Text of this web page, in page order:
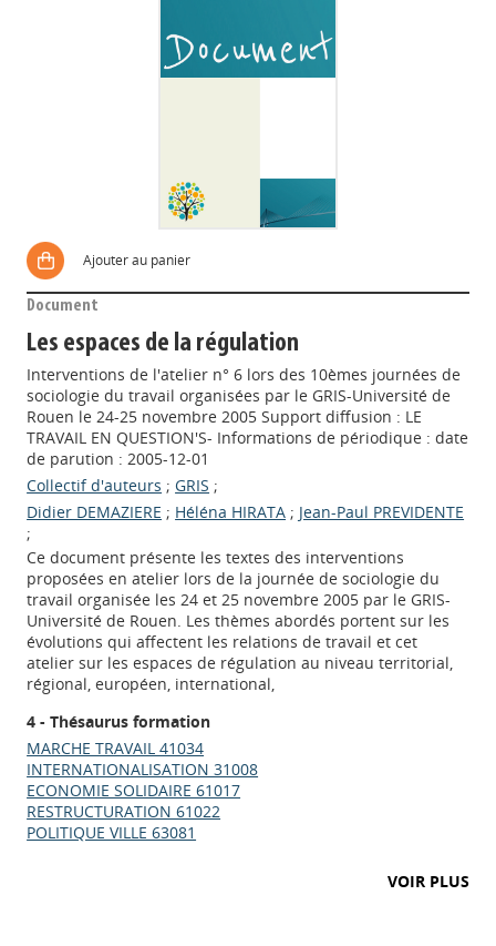
Ajouter au panier
Document
Les espaces de la régulation
Interventions de l'atelier n° 6 lors des 10èmes journées de
sociologie du travail organisées par le GRIS-Université de
Rouen le 24-25 novembre 2005 Support diffusion : LE
TRAVAIL EN QUESTION'S- Informations de périodique : date
de parution : 2005-12-01
Collectif d'auteurs ;GRIS ;
Didier DEMAZIERE ; Héléna HIRATA ; Jean-Paul PREVIDENTE
;
Ce document présente les textes des interventions
proposées en atelier lors de la journée de sociologie du
travail organisée les 24 et 25 novembre 2005 par le GRIS-
Université de Rouen. Les thèmes abordés portent sur les
évolutions qui affectent les relations de travail et cet
atelier sur les espaces de régulation au niveau territorial,
régional, européen, international,
4 - Thésaurus formation
MARCHE TRAVAIL 41034
INTERNATIONALISATION 31008
ECONOMIE SOLIDAIRE 61017
RESTRUCTURATION 61022
POLITIQUE VILLE 63081
VOIR PLUS
Appels à projets